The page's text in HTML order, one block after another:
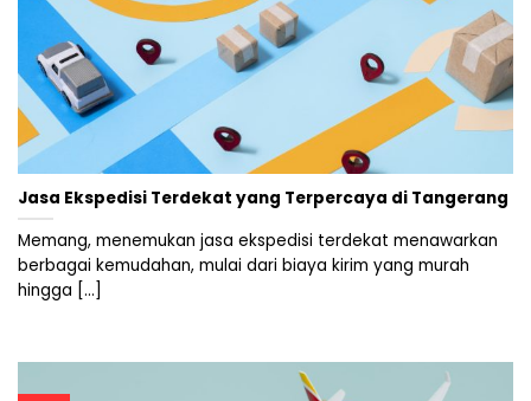
Jasa Ekspedisi Terdekat yang Terpercaya di Tangerang
Memang, menemukan jasa ekspedisi terdekat menawarkan
berbagai kemudahan, mulai dari biaya kirim yang murah
hingga [...]